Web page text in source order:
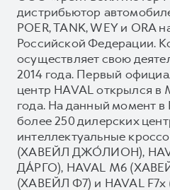
дистрибьютор
POER, TANK, WEY и ORA
Российской Федерации.
осуществляет свою
2014 года. Первый
центр HAVAL открылся в
года. На данный момент в
более 250 дилерских
интеллектуальные
(ХАВЕЙЛ ДЖО́ЛИОН),
ДА́РГО), HAVAL М6
(ХАВЕЙЛ Ф7) и HAVAL